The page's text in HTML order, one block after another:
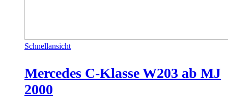
Schnellansicht
Mercedes C-Klasse W203 ab MJ
2000